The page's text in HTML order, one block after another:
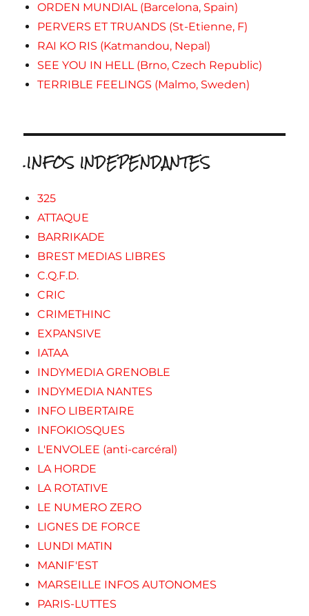
ORDEN MUNDIAL (Barcelona, Spain)
PERVERS ET TRUANDS (St-Etienne, F)
RAI KO RIS (Katmandou, Nepal)
SEE YOU IN HELL (Brno, Czech Republic)
TERRIBLE FEELINGS (Malmo, Sweden)
.INFOS INDEPENDANTES
325
ATTAQUE
BARRIKADE
BREST MEDIAS LIBRES
C.Q.F.D.
CRIC
CRIMETHINC
EXPANSIVE
IATAA
INDYMEDIA GRENOBLE
INDYMEDIA NANTES
INFO LIBERTAIRE
INFOKIOSQUES
L'ENVOLEE (anti-carcéral)
LA HORDE
LA ROTATIVE
LE NUMERO ZERO
LIGNES DE FORCE
LUNDI MATIN
MANIF'EST
MARSEILLE INFOS AUTONOMES
PARIS-LUTTES